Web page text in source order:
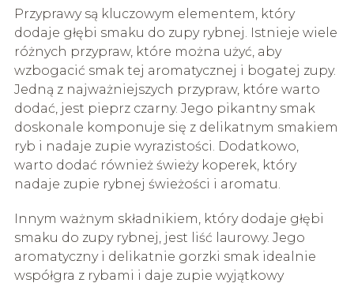
Przyprawy są kluczowym elementem, który
dodaje głębi smaku do zupy rybnej. Istnieje wiele
różnych przypraw, które można użyć, aby
wzbogacić smak tej aromatycznej i bogatej zupy.
Jedną z najważniejszych przypraw, które warto
dodać, jest pieprz czarny. Jego pikantny smak
doskonale komponuje się z delikatnym smakiem
ryb i nadaje zupie wyrazistości. Dodatkowo,
warto dodać również świeży koperek, który
nadaje zupie rybnej świeżości i aromatu.
Innym ważnym składnikiem, który dodaje głębi
smaku do zupy rybnej, jest liść laurowy. Jego
aromatyczny i delikatnie gorzki smak idealnie
współgra z rybami i daje zupie wyjątkowy